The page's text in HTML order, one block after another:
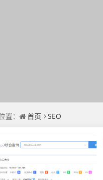
置： 首页 SEO